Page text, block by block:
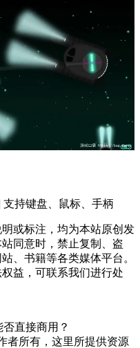
支持键盘、鼠标、手柄
或标注，均为本站原创发
同意时，禁止复制、盗
、书籍等各类媒体平台。
益，可联系我们进行处
直接商用？
者所有，这里所提供资源